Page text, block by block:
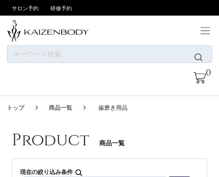
サロン予約 研修予約
0
ニュース
ブランド
会員登録/ログイン
トップ 商品一覧 歯磨き用品
Product 商品一覧
現在の絞り込み条件